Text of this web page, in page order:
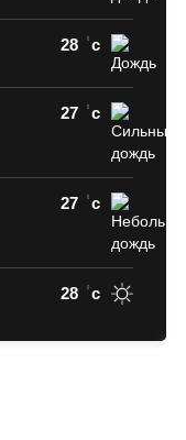
28 c
27 c
27 c
28 c